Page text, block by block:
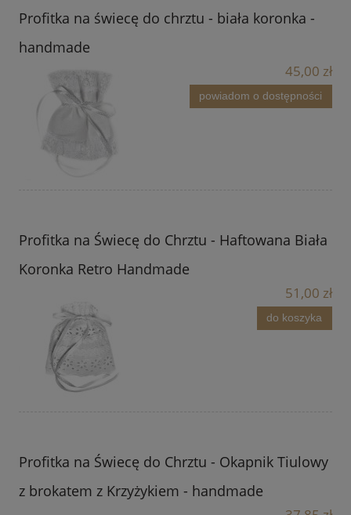
Profitka na świecę do chrztu - biała koronka -
handmade
45,00 zł
powiadom o dostępności
Profitka na Świecę do Chrztu - Haftowana Biała
Koronka Retro Handmade
51,00 zł
do koszyka
Profitka na Świecę do Chrztu - Okapnik Tiulowy
z brokatem z Krzyżykiem - handmade